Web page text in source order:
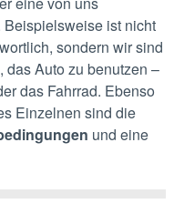
ist nicht
sondern wir sind
das Auto zu benutzen –
das Fahrrad. Ebenso
Einzelnen sind die
und eine